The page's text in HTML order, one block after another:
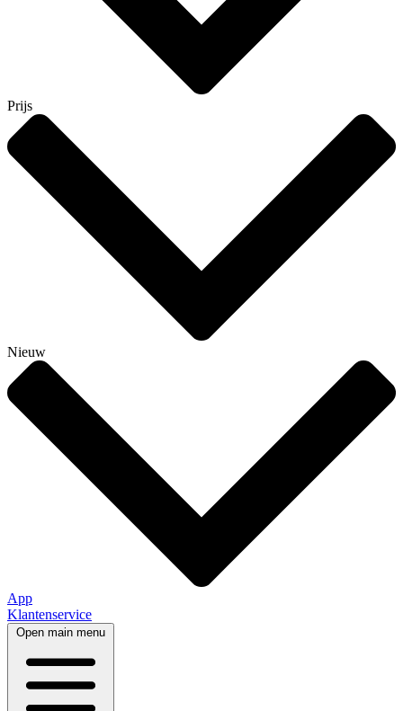
Prijs
Nieuw
App
Klantenservice
Open main menu